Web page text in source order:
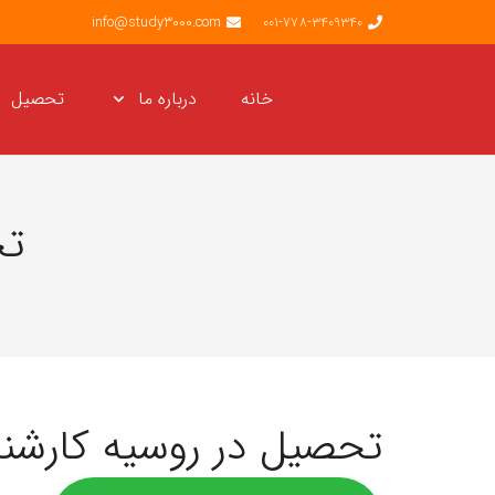
001-778-3409340
info@study3000.com
خانه درباره ما تحصیل
تحصیل در روسیه